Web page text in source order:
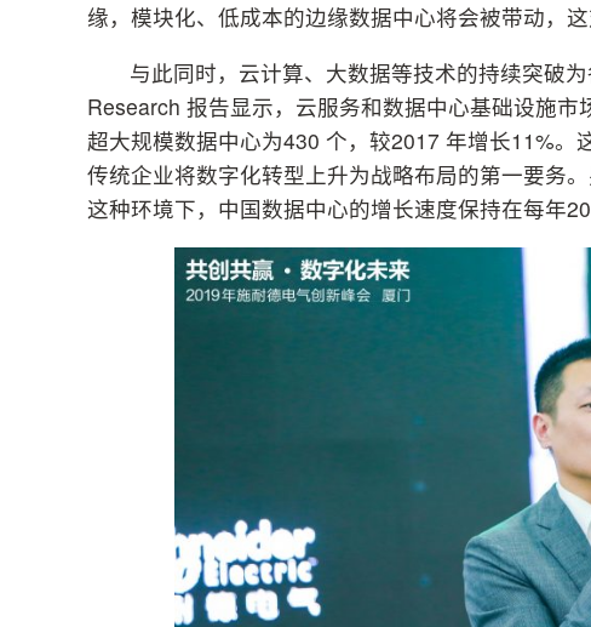
缘，模块化、低成本的边缘数据中心将会被带动，
与此同时，云计算、大数据等技术的持续突破
Research 报告显示，云服务和数据中心基础设施
超大规模数据中心为430 个，较2017 年增长11%
传统企业将数字化转型上升为战略布局的第一要务
这种环境下，中国数据中心的增长速度保持在每年